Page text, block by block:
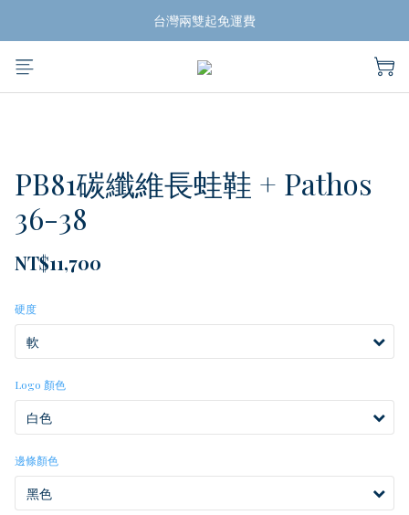
揪團買蛙鞋，折扣帶回家
台灣兩雙起免運費
揪團買蛙鞋，折扣帶回家
PB81碳纖維長蛙鞋 + Pathos
36-38
NT$11,700
硬度
Logo 顏色
邊條顏色